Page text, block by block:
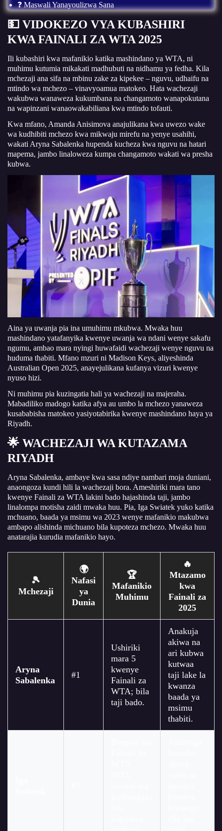
❓ Maswali Yanayoulizwa Sana
💵 VIDOKEZO VYA KUBASHIRI
KWA FAINALI ZA WTA 2025
Ili kubashiri kwa mafanikio katika mashindano ya WTA, ni
muhimu kutumia mikakati madhubuti na nidhamu ya fedha. Kila
mchezaji ana sifa na mbinu zake za kipekee – nguvu, udhaifu na
mtindo wa mchezo – vinavyoamua matokeo. Hata wachezaji
wakubwa wanaweza kukumbana na changamoto wanapokutana
na wapinzani wanaowakabiliana kwa mtindo tofauti.
Kwa mfano, Amanda Anisimova anajulikana kwa uwezo wake
wa kudhibiti mchezo kwa mikwaju mirefu na yenye usahihi,
wakati Aryna Sabalenka hupenda kucheza kwa nguvu na hatari
mapema, jambo linaloweza kumpa changamoto wakati wa presha
kubwa.
Aina ya uwanja pia ina umuhimu mkubwa. Mwaka huu
mashindano yatafanyika kwenye uwanja wa ndani wenye sakafu
ngumu, ambao mara nyingi huwafaidi wachezaji wenye nguvu na
huduma thabiti. Mfano mzuri ni Madison Keys, aliyeshinda
Australian Open 2025, anayejulikana kufanya vizuri kwenye
nyuso hizi.
Ni muhimu pia kuzingatia hali ya wachezaji na majeraha.
Mabadiliko madogo katika afya au umbo la mchezo yanaweza
kusababisha matokeo yasiyotabirika kwenye mashindano haya ya
Riyadh.
🌟 WACHEZAJI WA KUTAZAMA
RIYADH
Aryna Sabalenka, ambaye kwa sasa ndiye nambari moja duniani,
anaongoza kundi hili la wachezaji bora. Ameshiriki mara tano
kwenye Fainali za WTA lakini bado hajashinda taji, jambo
linalompa motisha zaidi mwaka huu. Pia, Iga Swiatek yuko katika
mchuano, baada ya msimu wa 2023 wenye mafanikio makubwa
ambapo alishinda michuano bila kupoteza mchezo. Mwaka huu
anatarajia kurudia mafanikio hayo.
🎾
Mchezaji
🌍
Nafasi
ya
Dunia
🏆
Mafanikio
Muhimu
🔥
Mtazamo
kwa
Fainali za
2025
Aryna
Sabalenka
#1
Ushiriki
mara 5
kwenye
Fainali za
WTA; bila
taji bado.
Anakuja
akiwa na
ari kubwa
kutwaa
taji lake la
kwanza
baada ya
msimu
thabiti.